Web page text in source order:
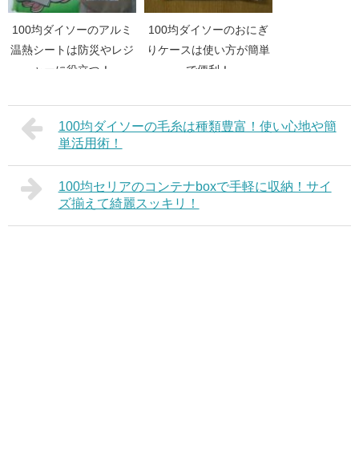
100均ダイソーのアルミ
温熱シートは防災やレジ
ャーに役立つ！
100均ダイソーのおにぎ
りケースは使い方が簡単
で便利！
100均ダイソーの毛糸は種類豊富！使い心地や簡
単活用術！
100均セリアのコンテナboxで手軽に収納！サイ
ズ揃えて綺麗スッキリ！